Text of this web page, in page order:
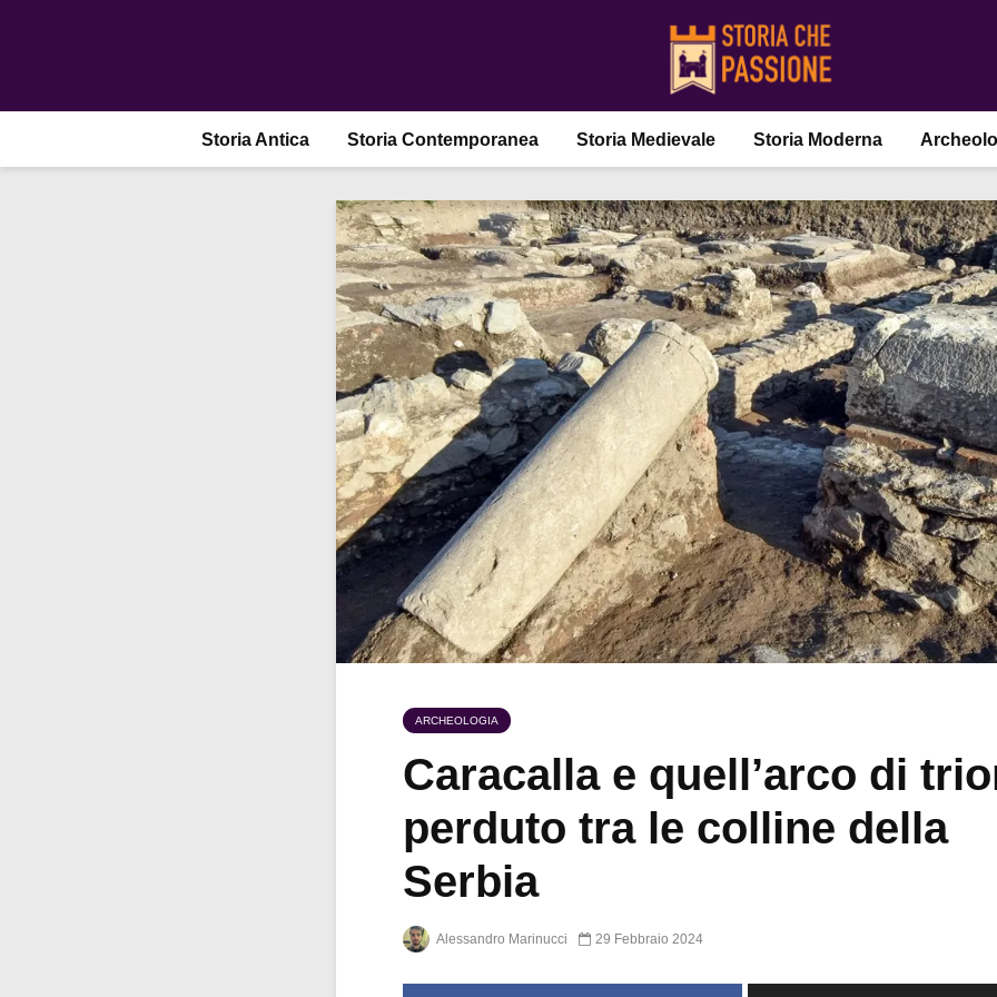
Storia Antica Storia Contemporanea Storia Medievale Storia Moderna
ARCHEOLOGIA
Caracalla e quell’arco di
perduto tra le colline della
Serbia
Alessandro Marinucci 29 Febbraio 2024